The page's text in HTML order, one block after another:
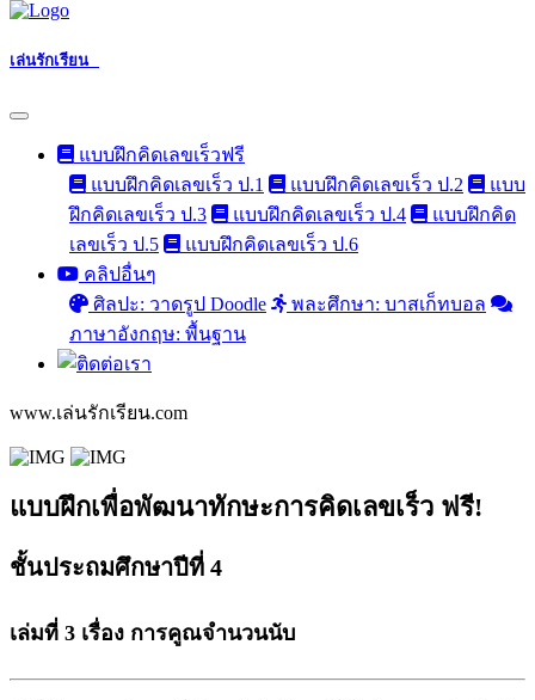
เล่นรักเรียน
แบบฝึกคิดเลขเร็วฟรี
แบบฝึกคิดเลขเร็ว ป.1
แบบฝึกคิดเลขเร็ว ป.2
แบบ
ฝึกคิดเลขเร็ว ป.3
แบบฝึกคิดเลขเร็ว ป.4
แบบฝึกคิด
เลขเร็ว ป.5
แบบฝึกคิดเลขเร็ว ป.6
คลิปอื่นๆ
ศิลปะ: วาดรูป Doodle
พละศึกษา: บาสเก็ทบอล
ภาษาอังกฤษ: พื้นฐาน
www.เล่นรักเรียน.com
แบบฝึกเพื่อพัฒนาทักษะการคิดเลขเร็ว ฟรี!
ชั้นประถมศึกษาปีที่ 4
เล่มที่ 3 เรื่อง การคูณจำนวนนับ